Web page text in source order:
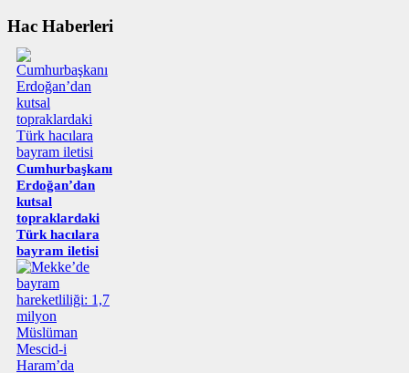
Hac Haberleri
Cumhurbaşkanı
Erdoğan’dan
kutsal
topraklardaki
Türk hacılara
bayram iletisi